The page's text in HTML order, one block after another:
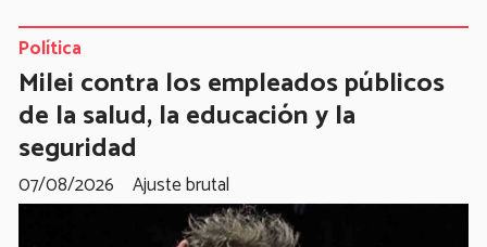
Milei contra los empleados públicos
de la salud, la educación y la
seguridad
Ajuste brutal
Política
07/08/2026